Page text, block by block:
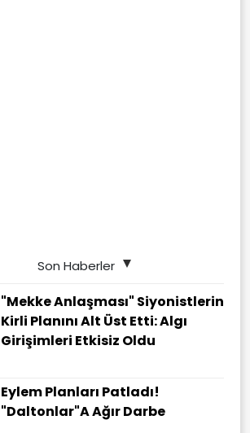
Son Haberler
"Mekke Anlaşması" Siyonistlerin
Kirli Planını Alt Üst Etti: Algı
Girişimleri Etkisiz Oldu
Eylem Planları Patladı!
"Daltonlar"a Ağır Darbe